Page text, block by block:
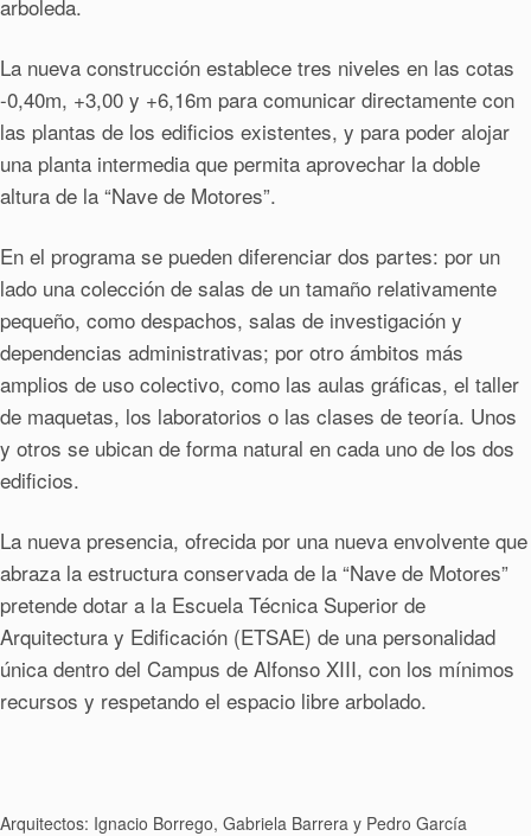
arboleda.
La nueva construcción establece tres niveles en las cotas
-0,40m, +3,00 y +6,16m para comunicar directamente con
las plantas de los edificios existentes, y para poder alojar
una planta intermedia que permita aprovechar la doble
altura de la “Nave de Motores”.
En el programa se pueden diferenciar dos partes: por un
lado una colección de salas de un tamaño relativamente
pequeño, como despachos, salas de investigación y
dependencias administrativas; por otro ámbitos más
amplios de uso colectivo, como las aulas gráficas, el taller
de maquetas, los laboratorios o las clases de teoría. Unos
y otros se ubican de forma natural en cada uno de los dos
edificios.
La nueva presencia, ofrecida por una nueva envolvente que
abraza la estructura conservada de la “Nave de Motores”
pretende dotar a la Escuela Técnica Superior de
Arquitectura y Edificación (ETSAE) de una personalidad
única dentro del Campus de Alfonso XIII, con los mínimos
recursos y respetando el espacio libre arbolado.
Arquitectos: Ignacio Borrego, Gabriela Barrera y Pedro García